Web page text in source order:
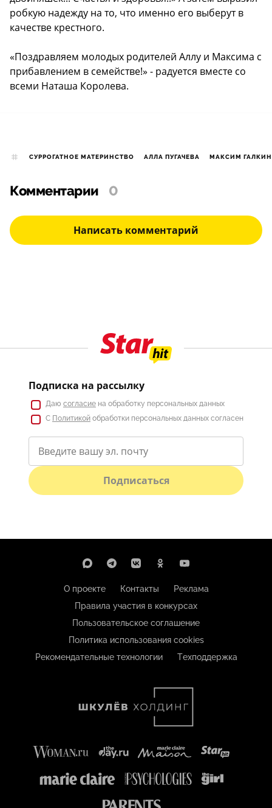
робкую надежду на то, что именно его выберут в
качестве крестного.
«Поздравляем молодых родителей Аллу и Максима с
прибавлением в семействе!» - радуется вместе со
всеми Наташа Королева.
СУРРОГАТНОЕ МАТЕРИНСТВО АЛЛА ПУГАЧЕВА МАКСИМ ГАЛКИН
Комментарии 0
Написать комментарий
Подписка на рассылку
Даю согласие на обработку персональных данных
С Политикой обработки персональных данных согласен
Подписаться
О проекте Контакты
Реклама
Правила участия в конкурсах
Пользовательское соглашение
Политика использования cookies
Рекомендательные технологии
Техподдержка